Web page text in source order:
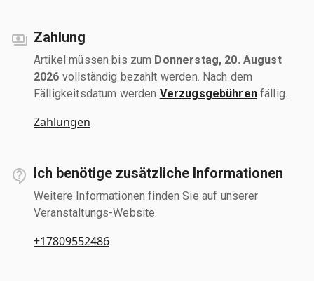
Zahlung
Artikel müssen bis zum Donnerstag, 20. August
2026 vollständig bezahlt werden. Nach dem
Fälligkeitsdatum werden Verzugsgebührenfällig.
Zahlungen
Ich benötige zusätzliche Informationen
Weitere Informationen finden Sie auf unserer
Veranstaltungs-Website.
+17809552486